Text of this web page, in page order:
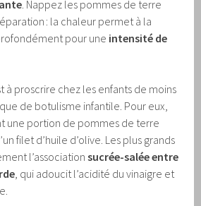
. Nappez les pommes de terre
: la chaleur permet à la
pour une intensité de
à proscrire chez les enfants de moins
de botulisme infantile. Pour eux,
une portion de pommes de terre
filet d’huile d’olive. Les plus grands
l’associationsucrée-salée entre
, qui adoucit l’acidité du vinaigre et